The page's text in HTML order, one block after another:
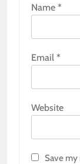
Name *
Email *
Website
Save my